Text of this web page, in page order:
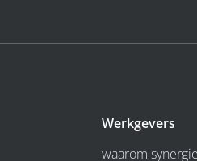
Werkgevers
waarom synergie